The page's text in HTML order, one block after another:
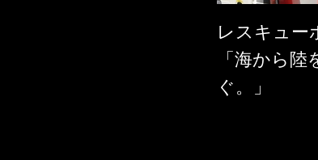
レスキュ
「海から陸
ぐ。」